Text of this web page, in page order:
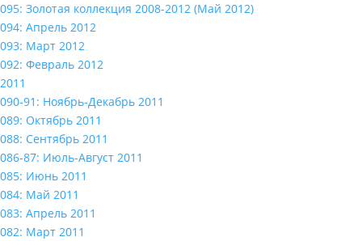
095: Золотая коллекция 2008-2012 (Май 2012)
094: Апрель 2012
093: Март 2012
092: Февраль 2012
2011
090-91: Ноябрь-Декабрь 2011
089: Октябрь 2011
088: Сентябрь 2011
086-87: Июль-Август 2011
085: Июнь 2011
084: Май 2011
083: Апрель 2011
082: Март 2011